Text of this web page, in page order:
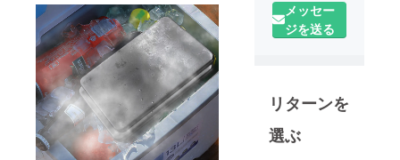
のだけを。
もと、日々
おもしろく
て役に立つ
メッセー
ジを送る
リターンを
選ぶ